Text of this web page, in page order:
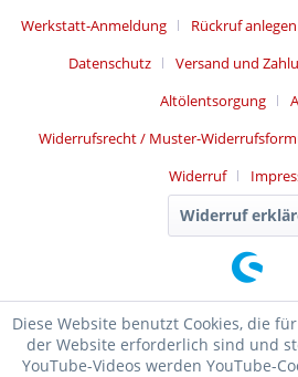
Werkstatt-Anmeldung
Rückruf anlegen
Datenschutz
Versand und
Altölentsorgung
Widerrufsrecht / Muster-
Widerruf
Widerruf
Diese Website benutzt Cookies, die
der Website erforderlich sind und
YouTube-Videos werden YouTube-